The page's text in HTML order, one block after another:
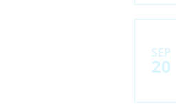
SEP
20